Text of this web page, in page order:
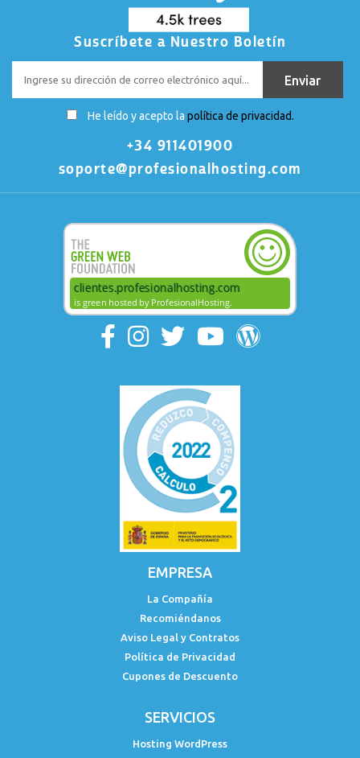
Suscríbete a Nuestro Boletín
He leído y acepto la política de privacidad.
+34 911401900
soporte@profesionalhosting.com
EMPRESA
La Compañía
Recomiéndanos
Aviso Legal y Contratos
Política de Privacidad
Cupones de Descuento
SERVICIOS
Hosting WordPress